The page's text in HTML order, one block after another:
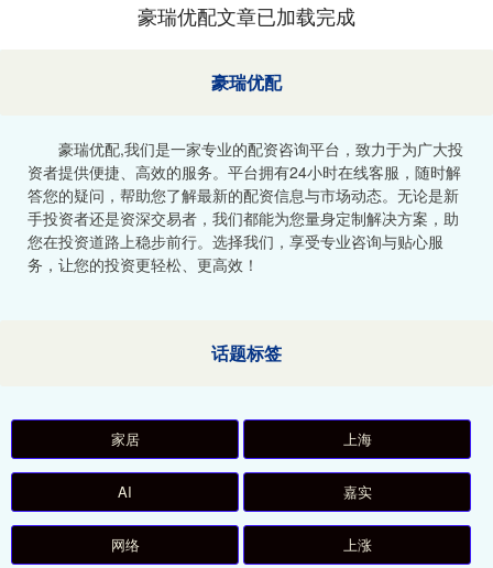
豪瑞优配文章已加载完成
豪瑞优配
豪瑞优配,我们是一家专业的配资咨询平台，致力于为广大投
资者提供便捷、高效的服务。平台拥有24小时在线客服，随时解
答您的疑问，帮助您了解最新的配资信息与市场动态。无论是新
手投资者还是资深交易者，我们都能为您量身定制解决方案，助
您在投资道路上稳步前行。选择我们，享受专业咨询与贴心服
务，让您的投资更轻松、更高效！
话题标签
家居 上海
AI 嘉实
网络 上涨